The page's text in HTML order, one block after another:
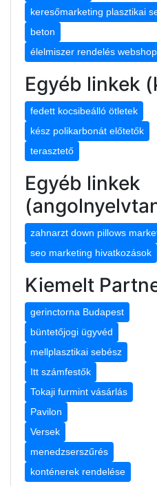
keresőmarketing plasztikai
beton
élelmiszer rendelés webshop
Egyéb linkek
fedett kocsibeálló ötletek
kész polikarbonát előtetők
terasztető
Egyéb linkek
zahnarzt down pillows
seo marketing hivatkozások
Kiemelt
gerinctorna Budapest
büntetőjogi ügyvéd
mellplasztikai sebész
Itt számfestők
Tokaji furmint vásárlás
Pavilon
Versek
menedzserszűrés
konténerek rendelése